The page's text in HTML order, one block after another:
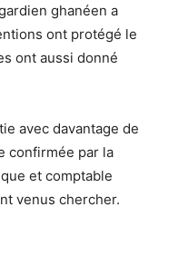
ghanéen a
ont protégé le
ont aussi donné
avec davantage de
confirmée par la
et comptable
venus chercher.